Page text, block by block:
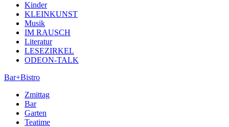
Kinder
KLEINKUNST
Musik
IM RAUSCH
Literatur
LESEZIRKEL
ODEON-TALK
Bar+Bistro
Zmittag
Bar
Garten
Teatime